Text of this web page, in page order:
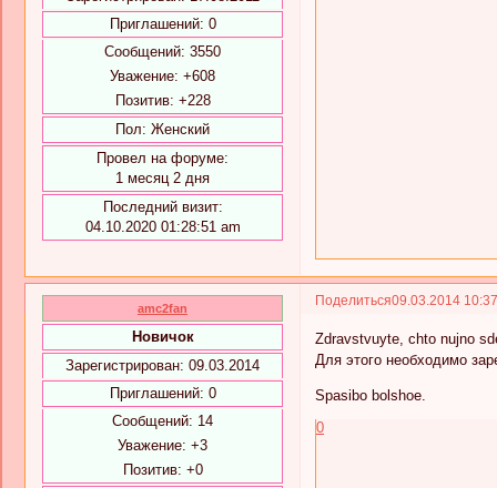
Приглашений: 0
Сообщений: 3550
Уважение: +608
Позитив: +228
Пол: Женский
Провел на форуме:
1 месяц 2 дня
Последний визит:
04.10.2020 01:28:51 am
Поделиться09.03.2014
amc2fan
Новичок
Зарегистрирован: 09.03.2014
Приглашений: 0
Сообщений: 14
Уважение: +3
Позитив: +0
Zdravstvuyte, chto nujno
Для этого необходимо
Spasibo bolshoe.
0